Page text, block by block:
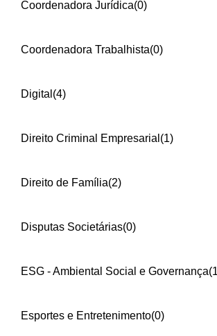
Coordenadora Jurídica(0)
Coordenadora Trabalhista(0)
Digital (4)
Direito Criminal Empresarial (1)
Direito de Família(2)
Disputas Societárias(0)
ESG - Ambiental Social e Governança
Esportes e Entretenimento(0)